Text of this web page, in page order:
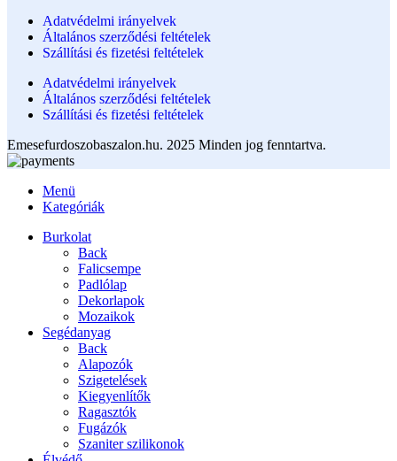
Adatvédelmi irányelvek
Általános szerződési feltételek
Szállítási és fizetési feltételek
Adatvédelmi irányelvek
Általános szerződési feltételek
Szállítási és fizetési feltételek
Emesefurdoszobaszalon.hu. 2025 Minden jog fenntartva.
Menü
Kategóriák
Burkolat
Back
Falicsempe
Padlólap
Dekorlapok
Mozaikok
Segédanyag
Back
Alapozók
Szigetelések
Kiegyenlítők
Ragasztók
Fugázók
Szaniter szilikonok